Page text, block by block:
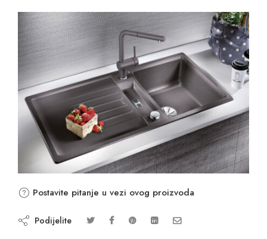
Postavite pitanje u vezi ovog proizvoda
Podijelite